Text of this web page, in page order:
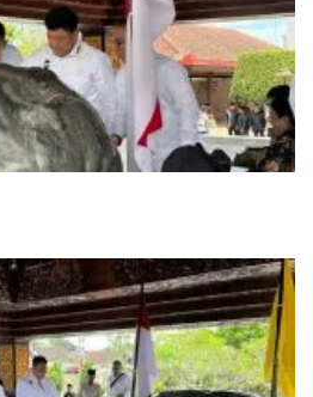
situasi tempat wisata aman